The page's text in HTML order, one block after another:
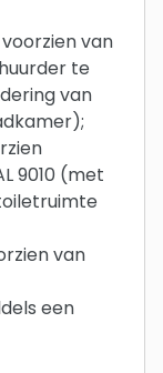
van
te
van
9010 (met
van
een